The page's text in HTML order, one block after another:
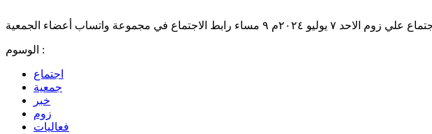
الاجتماع في مجموعة واتساب أعضاء الجمعية
الوسوم :
اجتماع
جمعية
خبر
زوم
فعاليات